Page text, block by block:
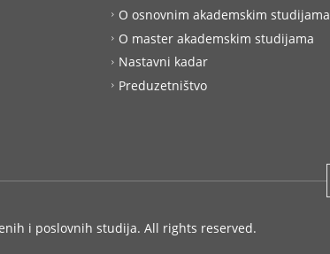
O osnovnim akademskim studijama
O master akademskim studijama
Nastavni kadar
Preduzetništvo
i poslovnih studija. All rights reserved.